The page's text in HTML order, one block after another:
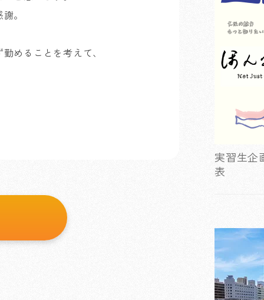
。
めることを考えて、
実習生企
表